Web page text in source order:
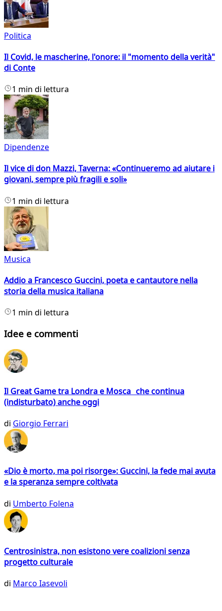
Politica
Il Covid, le mascherine, l'onore: il "momento della verità"
di Conte
1 min di lettura
Dipendenze
Il vice di don Mazzi, Taverna: «Continueremo ad aiutare i
giovani, sempre più fragili e soli»
1 min di lettura
Musica
Addio a Francesco Guccini, poeta e cantautore nella
storia della musica italiana
1 min di lettura
Idee e commenti
Il Great Game tra Londra e Mosca che continua
(indisturbato) anche oggi
di Giorgio Ferrari
«Dio è morto, ma poi risorge»: Guccini, la fede mai avuta
e la speranza sempre coltivata
di Umberto Folena
Centrosinistra, non esistono vere coalizioni senza
progetto culturale
di Marco Iasevoli